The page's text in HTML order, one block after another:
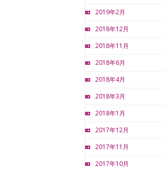
2019年2月
2018年12月
2018年11月
2018年6月
2018年4月
2018年3月
2018年1月
2017年12月
2017年11月
2017年10月